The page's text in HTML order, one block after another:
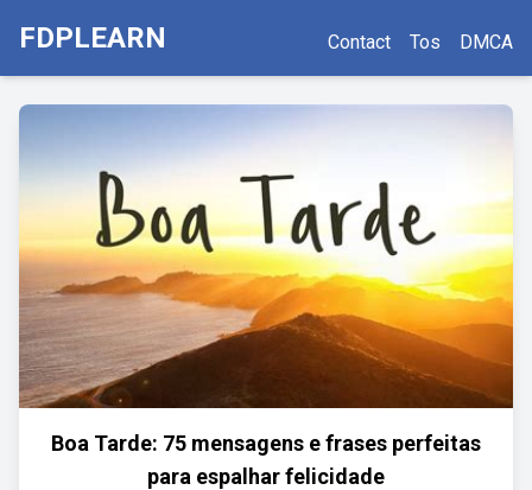
FDPLEARN Contact Tos DMCA
Boa Tarde: 75 mensagens e frases perfeitas
para espalhar felicidade